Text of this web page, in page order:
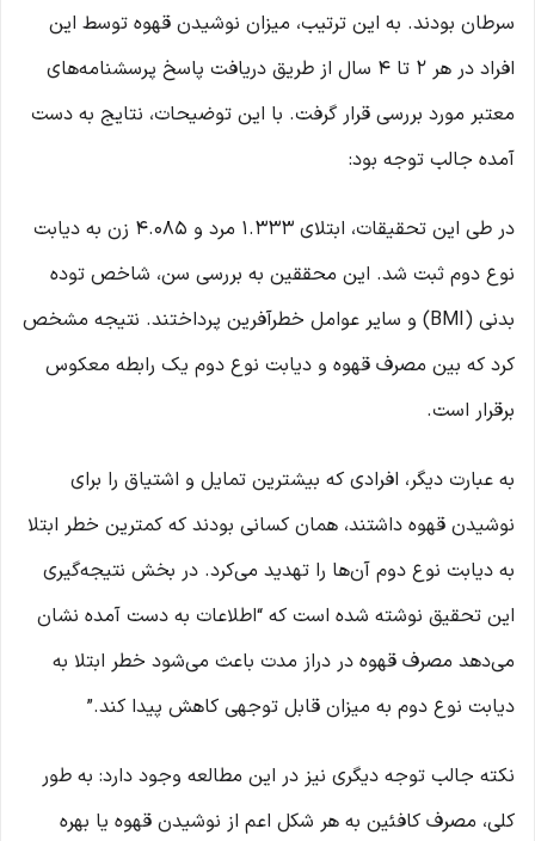
سرطان بودند. به این ترتیب، میزان نوشیدن قهوه توسط این
افراد در هر 2 تا 4 سال از طریق دریافت پاسخ پرسشنامه‌های
معتبر مورد بررسی قرار گرفت. با این توضیحات، نتایج به دست
آمده جالب توجه بود:
در طی این تحقیقات، ابتلای 1.333 مرد و 4.085 زن به دیابت
نوع دوم ثبت شد. این محققین به بررسی سن، شاخص توده
بدنی (BMI) و سایر عوامل خطرآفرین پرداختند. نتیجه مشخص
کرد که بین مصرف قهوه و دیابت نوع دوم یک رابطه معکوس
برقرار است.
به عبارت دیگر، افرادی که بیشترین تمایل و اشتیاق را برای
نوشیدن قهوه داشتند، همان کسانی بودند که کمترین خطر ابتلا
به دیابت نوع دوم آن‌ها را تهدید می‌کرد. در بخش نتیجه‌گیری
این تحقیق نوشته شده است که “اطلاعات به دست آمده نشان
می‌دهد مصرف قهوه در دراز مدت باعث می‌شود خطر ابتلا به
دیابت نوع دوم به میزان قابل توجهی کاهش پیدا کند.”
نکته جالب توجه دیگری نیز در این مطالعه وجود دارد: به طور
کلی، مصرف کافئین به هر شکل اعم از نوشیدن قهوه یا بهره